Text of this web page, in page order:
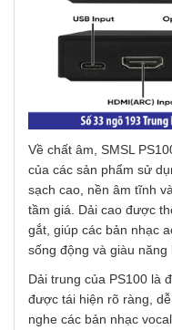
Về chất âm, SMSL
của các sản phẩm sử
sạch cao, nền âm tĩnh
tầm giá. Dải cao được
gắt, giúp các bản nhạc
sống động và giàu năng
Dải trung của PS100 là
được tái hiện rõ ràng,
nghe các bản nhạc